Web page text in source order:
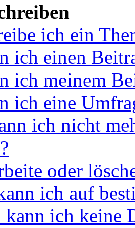
ich ein
ich einen
ich meinem
ich eine
ich nicht
oder
ich auf
kann ich keine